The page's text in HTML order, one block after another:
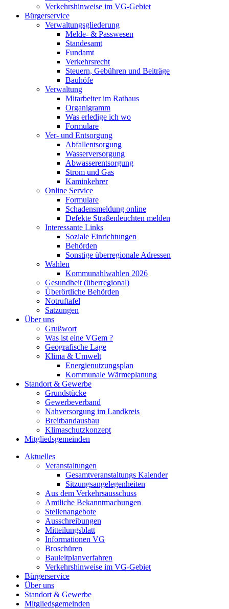
Verkehrshinweise im VG-Gebiet
Bürgerservice
Verwaltungsgliederung
Melde- & Passwesen
Standesamt
Fundamt
Verkehrsrecht
Steuern, Gebühren und Beiträge
Bauhöfe
Verwaltung
Mitarbeiter im Rathaus
Organigramm
Was erledige ich wo
Formulare
Ver- und Entsorgung
Abfallentsorgung
Wasserversorgung
Abwasserentsorgung
Strom und Gas
Kaminkehrer
Online Service
Formulare
Schadensmeldung online
Defekte Straßenleuchten melden
Interessante Links
Soziale Einrichtungen
Behörden
Sonstige überregionale Adressen
Wahlen
Kommunahlwahlen 2026
Gesundheit (überregional)
Überörtliche Behörden
Notruftafel
Satzungen
Über uns
Grußwort
Was ist eine VGem ?
Geografische Lage
Klima & Umwelt
Energienutzungsplan
Kommunale Wärmeplanung
Standort & Gewerbe
Grundstücke
Gewerbeverband
Nahversorgung im Landkreis
Breitbandausbau
Klimaschutzkonzept
Mitgliedsgemeinden
Aktuelles
Veranstaltungen
Gesamtveranstaltungs Kalender
Sitzungsangelegenheiten
Aus dem Verkehrsausschuss
Amtliche Bekanntmachungen
Stellenangebote
Ausschreibungen
Mitteilungsblatt
Informationen VG
Broschüren
Bauleitplanverfahren
Verkehrshinweise im VG-Gebiet
Bürgerservice
Über uns
Standort & Gewerbe
Mitgliedsgemeinden